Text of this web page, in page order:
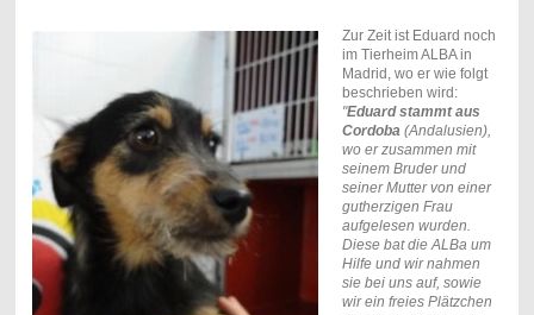
Zur Zeit ist Eduard noch
im Tierheim ALBA in
Madrid, wo er wie folgt
beschrieben wird:
"Eduard stammt aus
Cordoba(Andalusien),
wo er zusammen mit
seinem Bruder und
seiner Mutter von einer
gutherzigen Frau
aufgelesen wurden.
Diese bat die ALBa um
Hilfe und wir nahmen
sie bei uns auf, sowie
wir ein freies Plätzchen